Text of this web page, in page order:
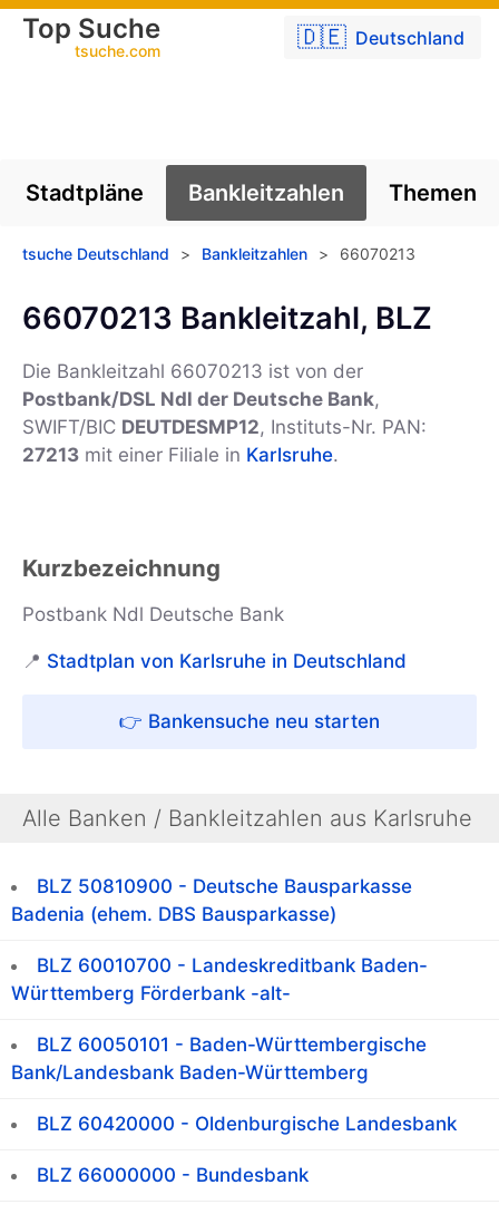
🇩🇪 Deutschland
Top Suche
tsuche.com
Stadtpläne Bankleitzahlen Themen
tsuche Deutschland > Bankleitzahlen > 66070213
66070213 Bankleitzahl, BLZ
Die Bankleitzahl 66070213 ist von der
Postbank/DSL Ndl der Deutsche Bank,
SWIFT/BIC DEUTDESMP12, Instituts-Nr. PAN:
27213 mit einer Filiale in Karlsruhe.
Kurzbezeichnung
Postbank Ndl Deutsche Bank
📍 Stadtplan von Karlsruhe in Deutschland
👉 Bankensuche neu starten
Alle Banken / Bankleitzahlen aus Karlsruhe
BLZ 50810900 - Deutsche Bausparkasse
Badenia (ehem. DBS Bausparkasse)
BLZ 60010700 - Landeskreditbank Baden-
Württemberg Förderbank -alt-
BLZ 60050101 - Baden-Württembergische
Bank/Landesbank Baden-Württemberg
BLZ 60420000 - Oldenburgische Landesbank
BLZ 66000000 - Bundesbank